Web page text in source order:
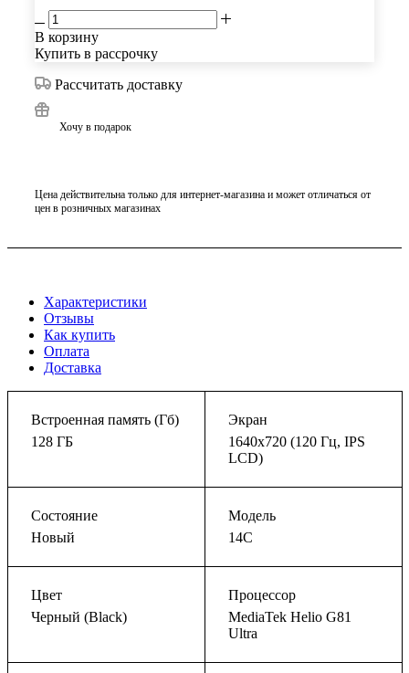
В корзину
Купить в рассрочку
Рассчитать доставку
Хочу в подарок
Цена действительна только для интернет-магазина и может отличаться от
цен в розничных магазинах
Характеристики
Отзывы
Как купить
Оплата
Доставка
Встроенная память (Гб)
128 ГБ
Экран
1640x720 (120 Гц, IPS
LCD)
Состояние
Новый
Модель
14C
Цвет
Черный (Black)
Процессор
MediaTek Helio G81
Ultra